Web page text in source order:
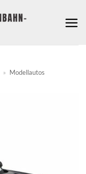
» Modellautos